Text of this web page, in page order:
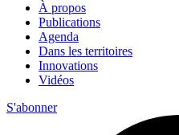
À propos
Publications
Agenda
Dans les territoires
Innovations
Vidéos
S'abonner